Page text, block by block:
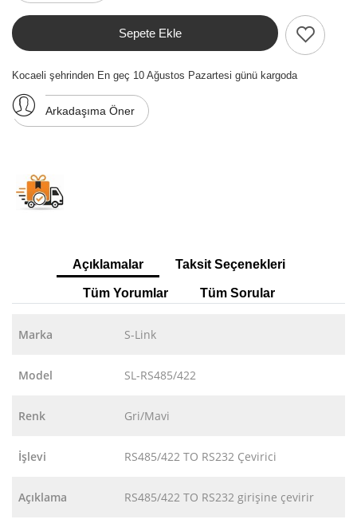
Sepete Ekle
Kocaeli şehrinden En geç 10 Ağustos Pazartesi günü kargoda
Arkadaşıma Öner
Açıklamalar Taksit Seçenekleri
Tüm Yorumlar Tüm Sorular
Marka S-Link
Model SL-RS485/422
Renk Gri/Mavi
İşlevi RS485/422 TO RS232 Çevirici
Açıklama RS485/422 TO RS232 girişine çevirir